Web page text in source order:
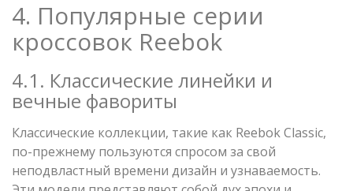
4. Популярные серии
кроссовок Reebok
4.1. Классические линейки и
вечные фавориты
Классические коллекции, такие как Reebok Classic,
по-прежнему пользуются спросом за свой
неподвластный времени дизайн и узнаваемость.